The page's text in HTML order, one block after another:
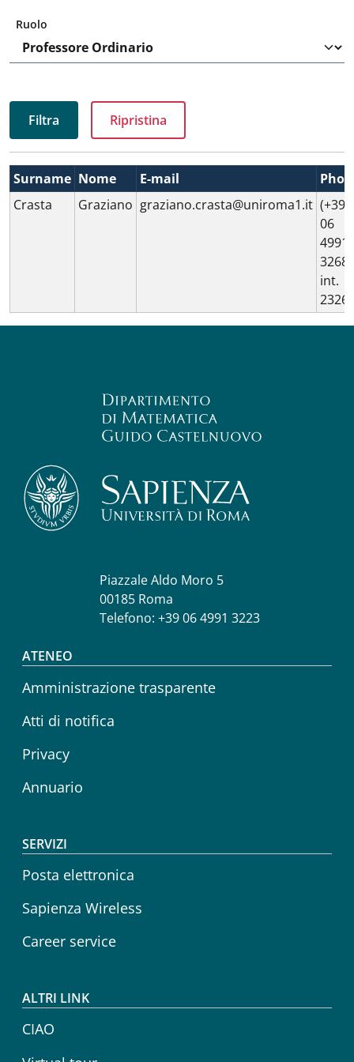
Ruolo
Surname Nome E-mail
Crasta
Graziano graziano.crasta@uniroma1.it (+39)
06
4991
3268
int.
Piazzale Aldo Moro 5
00185 Roma
Telefono: +39 06 4991 3223
Footer menu
ATENEO
Amministrazione trasparente
Atti di notifica
Privacy
Annuario
SERVIZI
Posta elettronica
Sapienza Wireless
Career service
ALTRI LINK
CIAO